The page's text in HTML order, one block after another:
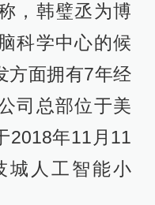
，韩璧丞为博
科学中心的候
方面拥有7年经
司总部位于美
2018年11月11
城人工智能小